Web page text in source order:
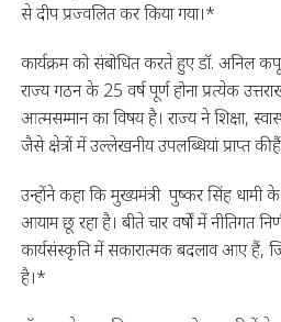
से दीप प्रज्वलित कर किया गया।*
कार्यक्रम को संबोधित करते हुए डॉ. अनिल
राज्य गठन के 25 वर्ष पूर्ण होना प्रत्येक
आत्मसम्मान का विषय है। राज्य ने शिक्षा,
जैसे क्षेत्रों में उल्लेखनीय उपलब्धियां प्राप्त की
उन्होंने कहा कि मुख्यमंत्री पुष्कर सिंह धामी
आयाम छू रहा है। बीते चार वर्षों में नीतिगत
कार्यसंस्कृति में सकारात्मक बदलाव आए हैं,
है।*